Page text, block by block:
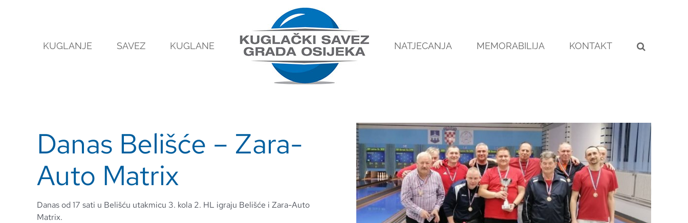
KUGLANJE
SAVEZ KUGLANE NATJECANJA MEMORABILIJA KONTAKT
Danas Belišće – Zara-
Auto Matrix
Danas od 17 sati u Belišću utakmicu 3. kola 2. HL igraju Belišće i Zara-Auto
Matrix.